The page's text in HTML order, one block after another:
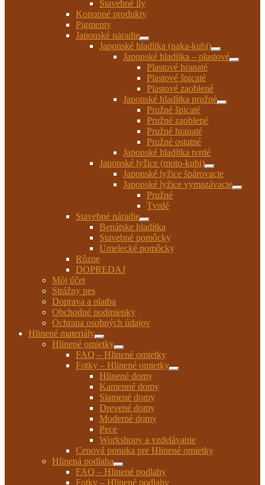
menuStavebné íly
Konopné produkty
Pigmenty
Japonské náradie
Rozbaliť
podradené
menu
Japonské hladítka (naka-kubi)
Rozbaliť
podradené
Japonské hladítka – plastové
Rozbaliť
Plastové hranaté
Plastové špicaté
Plastové zaoblené
Japonské hladítka pružné
Rozbaliť
Pružné špicaté
Pružné zaoblené
Pružné hranaté
Pružné ostatné
Japonské hladítka tvrdé
Japonské lyžice (moto-kubi)
Rozbaliť
podradené
menu
Japonské lyžice špárovacie
Japonské lyžice vymazávacie
Rozbaliť
Pružné
Tvrdé
Stavebné náradie
Rozbaliť
podradené
menu
Benátske hladítka
Stavebné pomôcky
Umelecké pomôcky
Rôzne
DOPREDAJ
Môj účet
Strážny pes
Doprava a platba
Obchodné podmienky
Ochrana osobných údajov
Hlinené materiály
Rozbaliť
podradené
menu
Hlinené omietky
Rozbaliť
podradené
menu
FAQ – Hlinené omietky
Fotky – Hlinené omietky
Rozbaliť
Hlinené domy
Kamenné domy
Slamené domy
Drevené domy
Moderné domy
Pece
Workshopy a vzdelávanie
Cenová ponuka pre Hlinené omietky
Hlinená podlaha
Rozbaliť
podradené
FAQ – Hlinené podlahy
Fotky – Hlinené podlahy